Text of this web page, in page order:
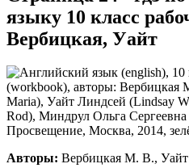
языку 10 класс
Вербицкая, Уайт
Авторы: Вербицкая М. В.,